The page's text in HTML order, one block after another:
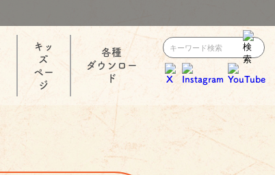
キッ
ズ
ペー
ジ
各種
ダウンロー
ド